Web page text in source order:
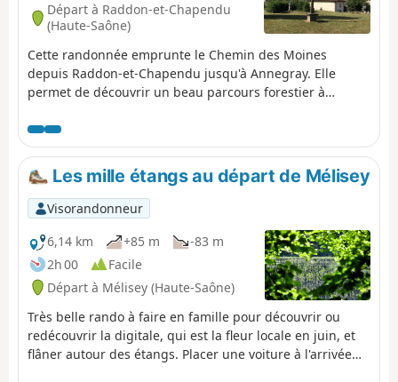
Départ à Raddon-et-Chapendu
(Haute-Saône)
Cette randonnée emprunte le Chemin des Moines
depuis Raddon-et-Chapendu jusqu'à Annegray. Elle
permet de découvrir un beau parcours forestier à
Chanois, la Chapelle Saint-Colomban et, enfin, la
chapelle à Annegray.
Les mille étangs au départ de Mélisey
Visorandonneur
6,14 km
+85 m
-83 m
2h 00
Facile
Départ à Mélisey (Haute-Saône)
Très belle rando à faire en famille pour découvrir ou
redécouvrir la digitale, qui est la fleur locale en juin, et
flâner autour des étangs. Placer une voiture à l'arrivée